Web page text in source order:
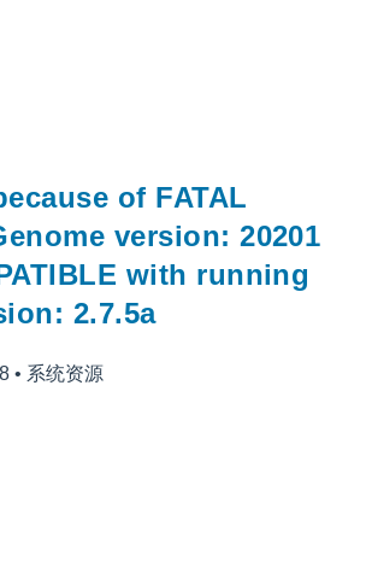
of FATAL
version: 20201
with running
2.7.5a
• 系统资源